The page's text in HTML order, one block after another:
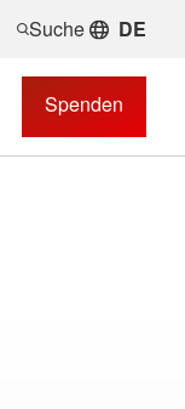
Suche DE
Spenden